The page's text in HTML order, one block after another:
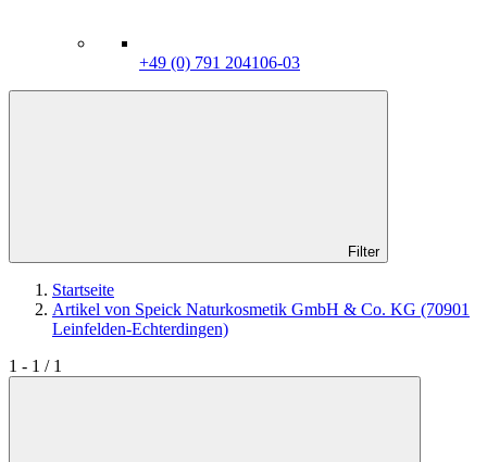
+49 (0) 791 204106-03
Filter
Startseite
Artikel von Speick Naturkosmetik GmbH & Co. KG (70901
Leinfelden-Echterdingen)
1 - 1 / 1